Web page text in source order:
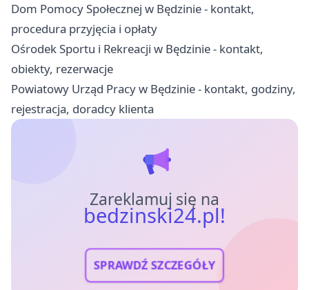
Dom Pomocy Społecznej w Będzinie - kontakt,
procedura przyjęcia i opłaty
Ośrodek Sportu i Rekreacji w Będzinie - kontakt,
obiekty, rezerwacje
Powiatowy Urząd Pracy w Będzinie - kontakt, godziny,
rejestracja, doradcy klienta
Zareklamuj się na
bedzinski24.pl!
SPRAWDŹ SZCZEGÓŁY